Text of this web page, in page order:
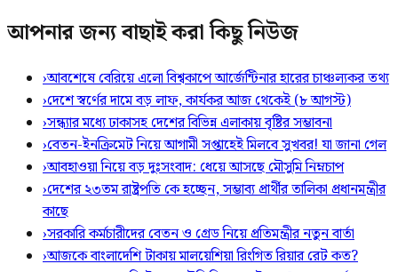
আপনার জন্য বাছাই করা কিছু নিউজ
›আবশেষে বেরিয়ে এলো বিশ্বকাপে আর্জেন্টিনার হারের চাঞ্চল্যকর তথ্য
›দেশে স্বর্ণের দামে বড় লাফ, কার্যকর আজ থেকেই (৮ আগস্ট)
›সন্ধ্যার মধ্যে ঢাকাসহ দেশের বিভিন্ন এলাকায় বৃষ্টির সম্ভাবনা
›বেতন-ইনক্রিমেট নিয়ে আগামী সপ্তাহেই মিলবে সুখবর! যা জানা গেল
›আবহাওয়া নিয়ে বড় দুঃসংবাদ: ধেয়ে আসছে মৌসুমি নিম্নচাপ
›দেশের ২৩তম রাষ্ট্রপতি কে হচ্ছেন, সম্ভাব্য প্রার্থীর তালিকা প্রধানমন্ত্রীর
কাছে
›সরকারি কর্মচারীদের বেতন ও গ্রেড নিয়ে প্রতিমন্ত্রীর নতুন বার্তা
›আজকে বাংলাদেশি টাকায় মালয়েশিয়া রিংগিত রিয়ার রেট কত?